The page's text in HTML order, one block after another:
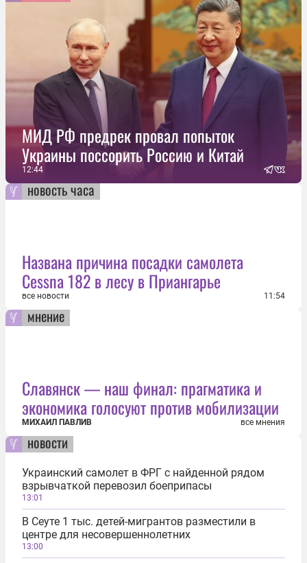
МИД РФ предрек провал попыток
Украины поссорить Россию и Китай
12:44
новость часа
Названа причина посадки самолета
Cessna 182 в лесу в Приангарье
все новости 11:54
мнение
Славянск — наш финал: прагматика и
экономика голосуют против мобилизации
МИХАИЛ ПАВЛИВ все мнения
новости
Украинский самолет в ФРГ с найденной рядом
взрывчаткой перевозил боеприпасы
13:01
В Сеуте 1 тыс. детей-мигрантов разместили в
центре для несовершеннолетних
13:00